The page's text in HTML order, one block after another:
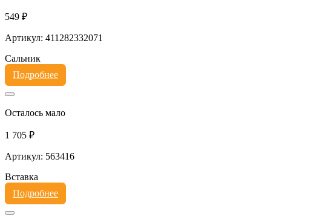
549 ₽
Артикул: 411282332071
Сальник
Подробнее
Осталось мало
1 705 ₽
Артикул: 563416
Вставка
Подробнее